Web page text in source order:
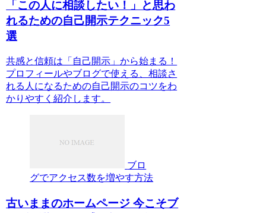
「この人に相談したい！」と思わ
れるための自己開示テクニック5
選
共感と信頼は「自己開示」から始まる！
プロフィールやブログで使える、相談さ
れる人になるための自己開示のコツをわ
かりやすく紹介します。
ブロ
グでアクセス数を増やす方法
古いままのホームページ 今こそブ